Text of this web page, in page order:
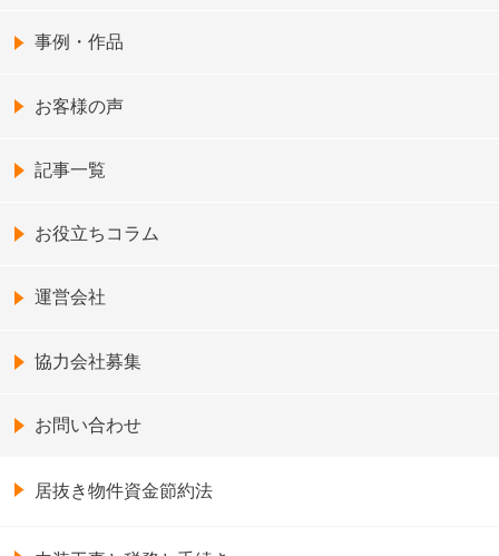
事例・作品
お客様の声
記事一覧
お役立ちコラム
運営会社
協力会社募集
お問い合わせ
居抜き物件資金節約法